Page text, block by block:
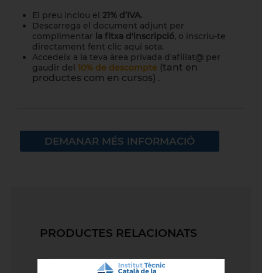
El preu inclou el 21% d’IVA.
Descarrega el document adjunt per
complimentar la fitxa d'inscripció, o inscriu-te
directament fent clic aquí sota.
Accedeix a la teva àrea privada d'afiliat@ per
gaudir del 10% de descompte (tant en
productes com en cursos) .
DEMANAR MÉS INFORMACIÓ
PRODUCTES RELACIONATS